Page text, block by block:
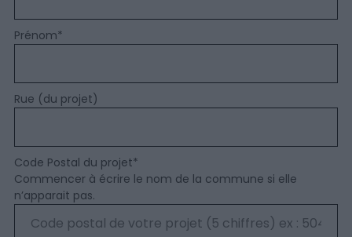
Prénom*
Rue (du projet)
Code Postal du projet*
Commencer à écrire le nom de la commune si elle
n’apparait pas.